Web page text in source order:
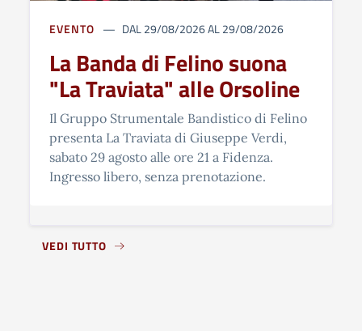
EVENTO DAL 29/08/2026 AL 29/08/2026
La Banda di Felino suona
"La Traviata" alle Orsoline
Il Gruppo Strumentale Bandistico di Felino
presenta La Traviata di Giuseppe Verdi,
sabato 29 agosto alle ore 21 a Fidenza.
Ingresso libero, senza prenotazione.
VEDI TUTTO